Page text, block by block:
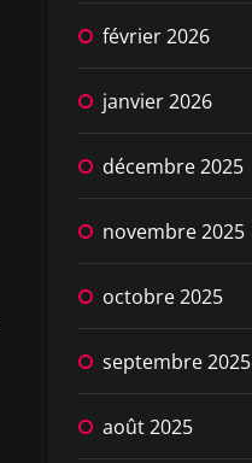
février 2026
janvier 2026
décembre 2025
novembre 2025
octobre 2025
septembre 2025
août 2025